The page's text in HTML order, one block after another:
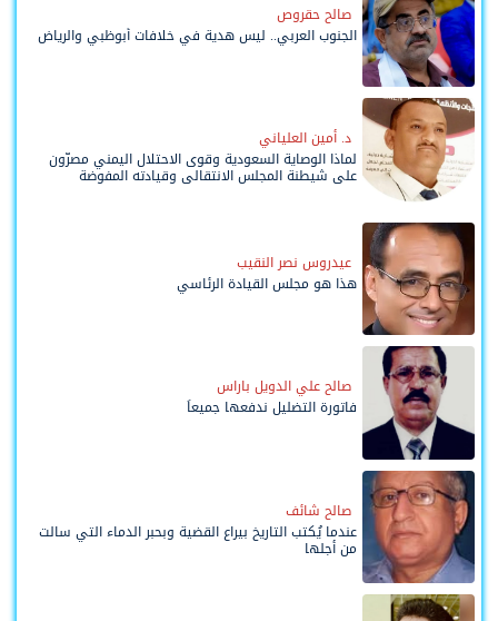
صالح حقروص
الجنوب العربي.. ليس هدية في خلافات أبوظبي والرياض
د. أمين العلياني
لماذا الوصاية السعودية وقوى الاحتلال اليمني مصرّون
على شيطنة المجلس الانتقالي وقيادته المفوضة
عيدروس نصر النقيب
هذا هو مجلس القيادة الرئاسي
صالح علي الدويل باراس
فاتورة التضليل ندفعها جميعاً
صالح شائف
عندما يُكتب التاريخ بيراع القضية وبحبر الدماء التي سالت
من أجلها